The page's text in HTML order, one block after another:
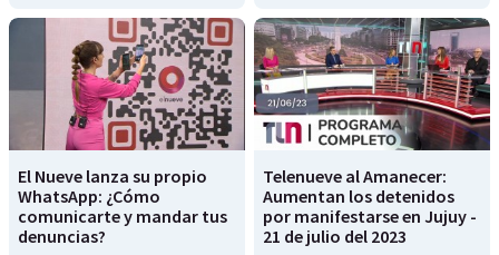
El Nueve lanza su propio
WhatsApp: ¿Cómo
comunicarte y mandar tus
denuncias?
Telenueve al Amanecer:
Aumentan los detenidos
por manifestarse en Jujuy -
21 de julio del 2023